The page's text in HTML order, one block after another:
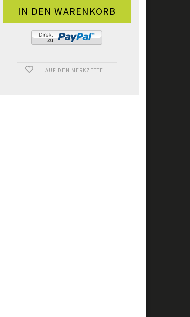
AUF DEN MERKZETTEL